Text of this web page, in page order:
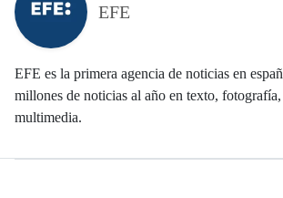
EFE
EFE es la primera agencia de noticias en
millones de noticias al año en texto,
multimedia.